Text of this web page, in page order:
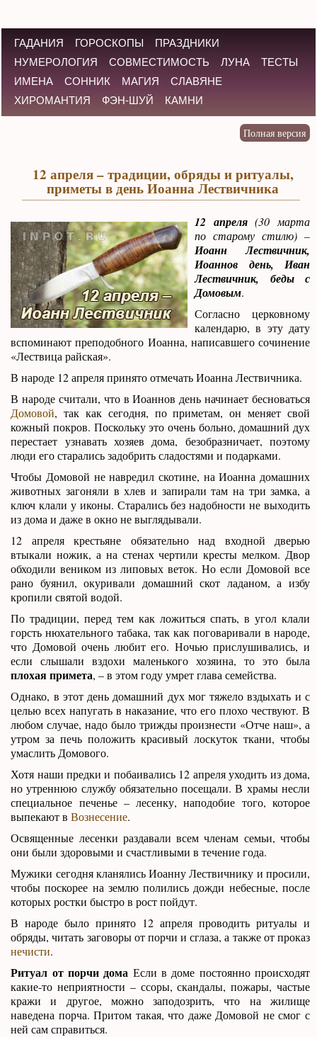
ГАДАНИЯ ГОРОСКОПЫ
ПРАЗДНИКИ
НУМЕРОЛОГИЯ
СОВМЕСТИМОСТЬ ЛУНА
ТЕСТЫ
ИМЕНА
СОННИК МАГИЯ
СЛАВЯНЕ
ХИРОМАНТИЯ
ФЭН-ШУЙ КАМНИ
12 апреля – традиции, обряды и ритуалы,
приметы в день Иоанна Лествичника
12 апреля(30 марта
по старому стилю) –
Иоанн Лествичник,
Иоаннов день, Иван
Лествичник, беды с
Домовым.
Согласно церковному
календарю, в эту дату
вспоминают преподобного Иоанна, написавшего сочинение
«Лествица райская».
В народе 12 апреля принято отмечать Иоанна Лествичника.
В народе считали, что в Иоаннов день начинает бесноваться
Домовой, так как сегодня, по приметам, он меняет свой
кожный покров. Поскольку это очень больно, домашний дух
перестает узнавать хозяев дома, безобразничает, поэтому
люди его старались задобрить сладостями и подарками.
Чтобы Домовой не навредил скотине, на Иоанна домашних
животных загоняли в хлев и запирали там на три замка, а
ключ клали у иконы. Старались без надобности не выходить
из дома и даже в окно не выглядывали.
12 апреля крестьяне обязательно над входной дверью
втыкали ножик, а на стенах чертили кресты мелком. Двор
обходили веником из липовых веток. Но если Домовой все
рано буянил, окуривали домашний скот ладаном, а избу
кропили святой водой.
По традиции, перед тем как ложиться спать, в угол клали
горсть нюхательного табака, так как поговаривали в народе,
что Домовой очень любит его. Ночью прислушивались, и
если слышали вздохи маленького хозяина, то это была
плохая примета, – в этом году умрет глава семейства.
Однако, в этот день домашний дух мог тяжело вздыхать и с
целью всех напугать в наказание, что его плохо чествуют. В
любом случае, надо было трижды произнести «Отче наш», а
утром за печь положить красивый лоскуток ткани, чтобы
умаслить Домового.
Хотя наши предки и побаивались 12 апреля уходить из дома,
но утреннюю службу обязательно посещали. В храмы несли
специальное печенье – лесенку, наподобие того, которое
выпекают вВознесение.
Освященные лесенки раздавали всем членам семьи, чтобы
они были здоровыми и счастливыми в течение года.
Мужики сегодня кланялись Иоанну Лествичнику и просили,
чтобы поскорее на землю полились дожди небесные, после
которых ростки быстро в рост пойдут.
В народе было принято 12 апреля проводить ритуалы и
обряды, читать заговоры от порчи и сглаза, а также от проказ
нечисти.
Ритуал от порчи дома Если в доме постоянно происходят
какие-то неприятности – ссоры, скандалы, пожары, частые
кражи и другое, можно заподозрить, что на жилище
наведена порча. Притом такая, что даже Домовой не смог с
ней сам справиться.